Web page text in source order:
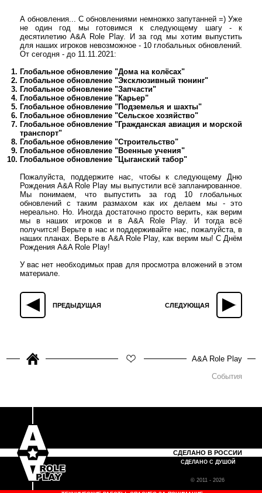
А обновления... С обновлениями немножко запутанней =) Уже
не один год мы готовимся к следующему шагу - к
десятилетию A&A Role Play. И за год мы хотим выпустить
для наших игроков невозможное - 10 глобальных обновлений.
От сегодня - до 11.11.2021:
Глобальное обновление "Дома на колёсах"
Глобальное обновление "Эксклюзивный тюнинг"
Глобальное обновление "Запчасти"
Глобальное обновление "Карьер"
Глобальное обновление "Подземелья и шахты"
Глобальное обновление "Сельское хозяйство"
Глобальное обновление "Гражданская авиация и морской
транспорт"
Глобальное обновление "Строительство"
Глобальное обновление "Военные учения"
Глобальное обновление "Цыганский табор"
Пожалуйста, поддержите нас, чтобы к следующему Дню
Рождения A&A Role Play мы выпустили всё запланированное.
Мы понимаем, что выпустить за год 10 глобальных
обновлений с таким размахом как их делаем мы - это
нереально. Но. Иногда достаточно просто верить, как верим
мы в наших игроков и в A&A Role Play. И тогда всё
получится! Верьте в нас и поддерживайте нас, пожалуйста, в
наших планах. Верьте в A&A Role Play, как верим мы! С Днём
Рождения A&A Role Play!
У вас нет необходимых прав для просмотра вложений в этом
материале.
ПРЕДЫДУЩАЯ СЛЕДУЮЩАЯ
A&A Role Play
События
СДЕЛАНО В РОССИИ
СДЕЛАНО С ДУШОЙ
© 2011 - 2026